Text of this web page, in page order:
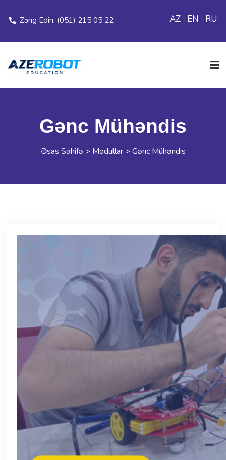
Zəng Edin: (051) 215 05 22 AZ | EN | RU
ART
FAQ
ƏLAQƏ
Gənc Mühəndis
Əsas Səhifə > Modullar> Gənc Mühəndis